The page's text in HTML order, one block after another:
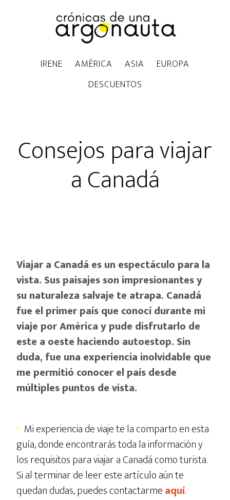
IRENE AMÉRICA ASIA
EUROPA
DESCUENTOS
Consejos para viajar
a Canadá
Viajar a Canadá es un espectáculo para la
vista. Sus paisajes son impresionantes y
su naturaleza salvaje te atrapa. Canadá
fue el primer país que conocí durante mi
viaje por América y pude disfrutarlo de
este a oeste haciendo autoestop. Sin
duda, fue una experiencia inolvidable que
me permitió conocer el país desde
múltiples puntos de vista.
· Mi experiencia de viaje te la comparto en esta
guía, donde encontrarás toda la información y
los requisitos para viajar a Canadá como turista.
Si al terminar de leer este artículo aún te
quedan dudas, puedes contactarmeaquí.